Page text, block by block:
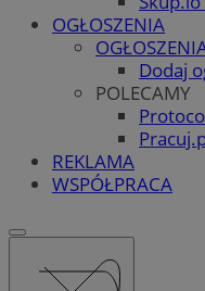
OGŁOSZENIA
Dodaj
POLECAMY
REKLAMA
WSPÓŁPRACA